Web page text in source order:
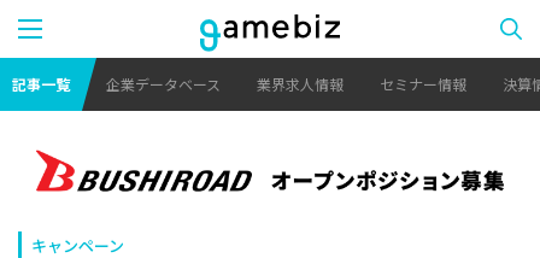
記事一覧 企業データベース 業界求人情報 セミナー情報 決算
キャンペーン